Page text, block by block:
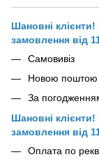
Шановні
замовлення від
Самовивіз
Новою поштою
За
Шановні
замовлення від
Оплата по